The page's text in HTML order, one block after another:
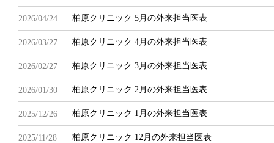
2026/04/24 柏原クリニック 5月の外来担当医表
2026/03/27 柏原クリニック 4月の外来担当医表
2026/02/27 柏原クリニック 3月の外来担当医表
2026/01/30 柏原クリニック 2月の外来担当医表
2025/12/26 柏原クリニック 1月の外来担当医表
2025/11/28 柏原クリニック 12月の外来担当医表